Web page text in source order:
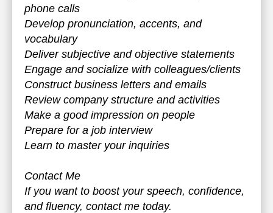
phone calls
Develop pronunciation, accents, and
vocabulary
Deliver subjective and objective statements
Engage and socialize with colleagues/clients
Construct business letters and emails
Review company structure and activities
Make a good impression on people
Prepare for a job interview
Learn to master your inquiries
Contact Me
If you want to boost your speech, confidence,
and fluency, contact me today.